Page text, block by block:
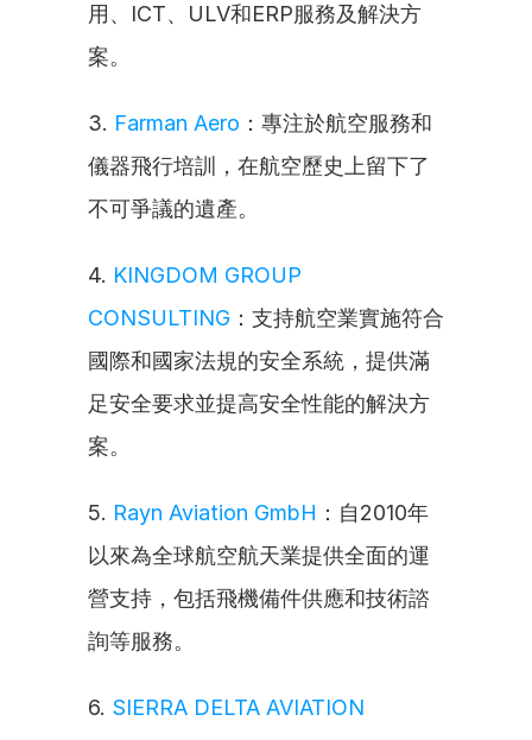
用、ICT、ULV和ERP服務及解決方
案。
3. Farman Aero ：專注於航空服務和
儀器飛行培訓，在航空歷史上留下了
不可爭議的遺產。
4. KINGDOM GROUP
CONSULTING ：支持航空業實施符合
國際和國家法規的安全系統，提供滿
足安全要求並提高安全性能的解決方
案。
5. Rayn Aviation GmbH ：自2010年
以來為全球航空航天業提供全面的運
營支持，包括飛機備件供應和技術諮
詢等服務。
6. SIERRA DELTA AVIATION